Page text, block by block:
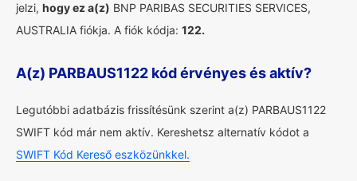
jelzi, hogy ez a(z) BNP PARIBAS SECURITIES SERVICES,
AUSTRALIA fiókja. A fiók kódja: 122.
A(z) PARBAUS1122 kód érvényes és aktív?
Legutóbbi adatbázis frissítésünk szerint a(z) PARBAUS1122
SWIFT kód már nem aktív. Kereshetsz alternatív kódot a
SWIFT Kód Kereső eszközünkkel.